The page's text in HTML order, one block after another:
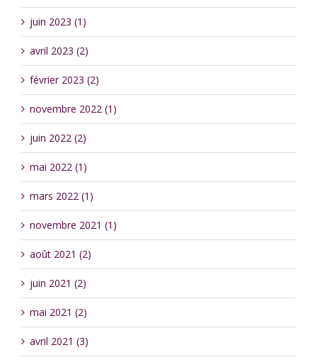
juin 2023 (1)
avril 2023 (2)
février 2023 (2)
novembre 2022 (1)
juin 2022 (2)
mai 2022 (1)
mars 2022 (1)
novembre 2021 (1)
août 2021 (2)
juin 2021 (2)
mai 2021 (2)
avril 2021 (3)